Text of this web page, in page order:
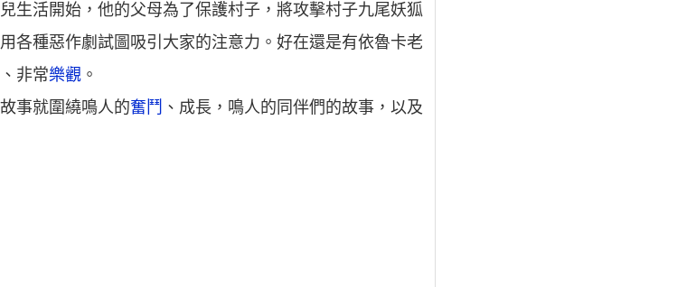
生活開始，他的父母為了保護村子，將攻擊村子九尾妖狐
各種惡作劇試圖吸引大家的注意力。好在還是有依魯卡老
非常樂觀 。
事就圍繞鳴人的奮鬥 、成長，鳴人的同伴們的故事，以及